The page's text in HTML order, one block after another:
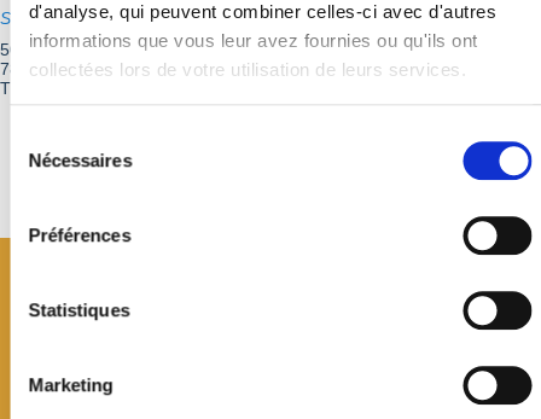
d'analyse, qui peuvent combiner celles-ci avec d'autres
informations que vous leur avez fournies ou qu'ils ont
collectées lors de votre utilisation de leurs services.
consentement
Nécessaires
Préférences
Statistiques
Marketing
Services
50, avenue Jean Jaurès
78350Jouy-en-Josas
Téléphone : 01 39 56 84 80
Retour à la liste